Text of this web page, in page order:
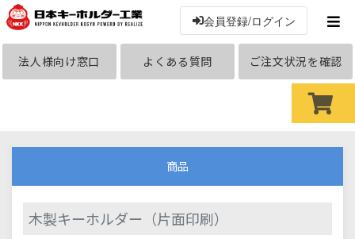
会員登録/ログイン
法人様向け窓口 よくある質問 ご注文状況を確認
商品
木製キーホルダー（片面印刷）